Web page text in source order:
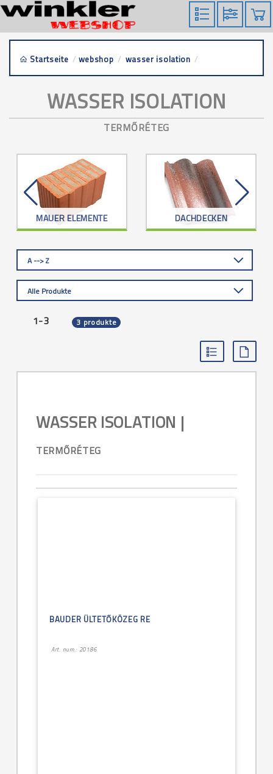
Startseite / webshop / wasser isolation /
WASSER ISOLATION
TERMŐRÉTEG
MAUER ELEMENTE DACHDECKEN
A --> Z
Alle Produkte
1-3 3 produkte
WASSER ISOLATION |
TERMŐRÉTEG
BAUDER ÜLTETŐKÖZEG RE
Art. num.: 20186